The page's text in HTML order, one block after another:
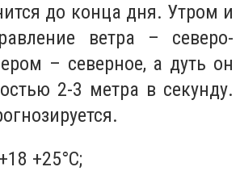
до конца дня. Утром и
ветра – северо-
– северное, а дуть он
2-3 метра в секунду.
+25°C;